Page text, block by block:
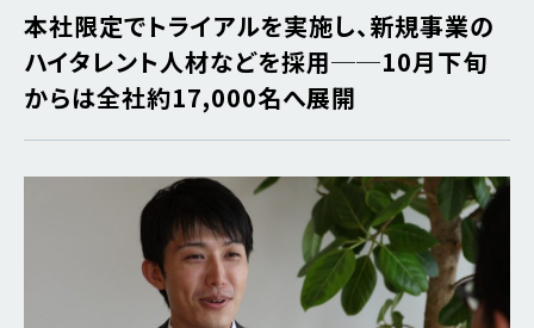
本社限定でトライアルを実施し、新規事業の
ハイタレント人材などを採用──10月下旬
からは全社約17,000名へ展開